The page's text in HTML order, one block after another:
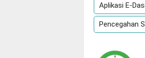
Aplikasi E-
Pencegahan